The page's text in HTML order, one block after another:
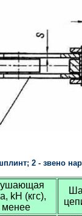
2 - звено
kH (кгс),